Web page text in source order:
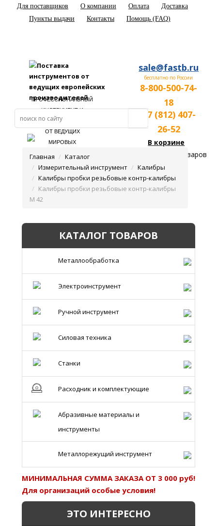
Для поставщиков О компании Оплата
Доставка
Пункты выдачи
Контакты Помощь (FAQ)
ПРОФЕССИОНАЛЬНЫЙ
ИНСТРУМЕНТ И
ОБОРУДОВАНИЕ
ОТ ВЕДУЩИХ
МИРОВЫХ
sale@fastb.ru
бесплатно по России
8-800-500-74-
18
+7 (812) 407-
26-52
В корзине
пока нет товаров
Главная
Каталог
Измерительный инструмент
Калибры
Калибры пробки резьбовые контр-калибры
Калибры пробки резьбовые контр-калибры
М 42
КАТАЛОГ ТОВАРОВ
Металлообработка
Электроинструмент
Ручной инструмент
Силовая техника
Станки
Расходник и комплектующие
Абразивные материалы и
инструменты
Металлорежущий инструмент
МИНИМАЛЬНАЯ СУММА ЗАКАЗА ОТ 3 000 руб!
Для организаций особые условия!
ЭТО ИНТЕРЕСНО